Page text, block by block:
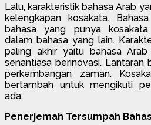
Lalu, karakteristik bahasa Arab
kelengkapan kosakata.
bahasa yang punya
dalam bahasa yang lain.
paling akhir yaitu bahasa
senantiasa berinovasi. Lantaran
perkembangan zaman.
bertambah untuk mengikuti
ada.
Penerjemah Tersumpah